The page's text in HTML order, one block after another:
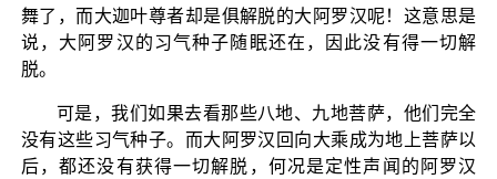
舞了，而大迦叶尊者却是俱解脱的大阿罗汉呢！这意思是
说，大阿罗汉的习气种子随眠还在，因此没有得一切解
脱。
可是，我们如果去看那些八地、九地菩萨，他们完全
没有这些习气种子。而大阿罗汉回向大乘成为地上菩萨以
后，都还没有获得一切解脱，何况是定性声闻的阿罗汉